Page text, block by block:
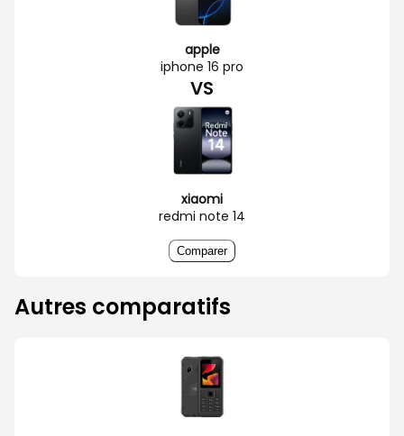
apple
iphone 16 pro
VS
xiaomi
redmi note 14
Comparer
Autres comparatifs